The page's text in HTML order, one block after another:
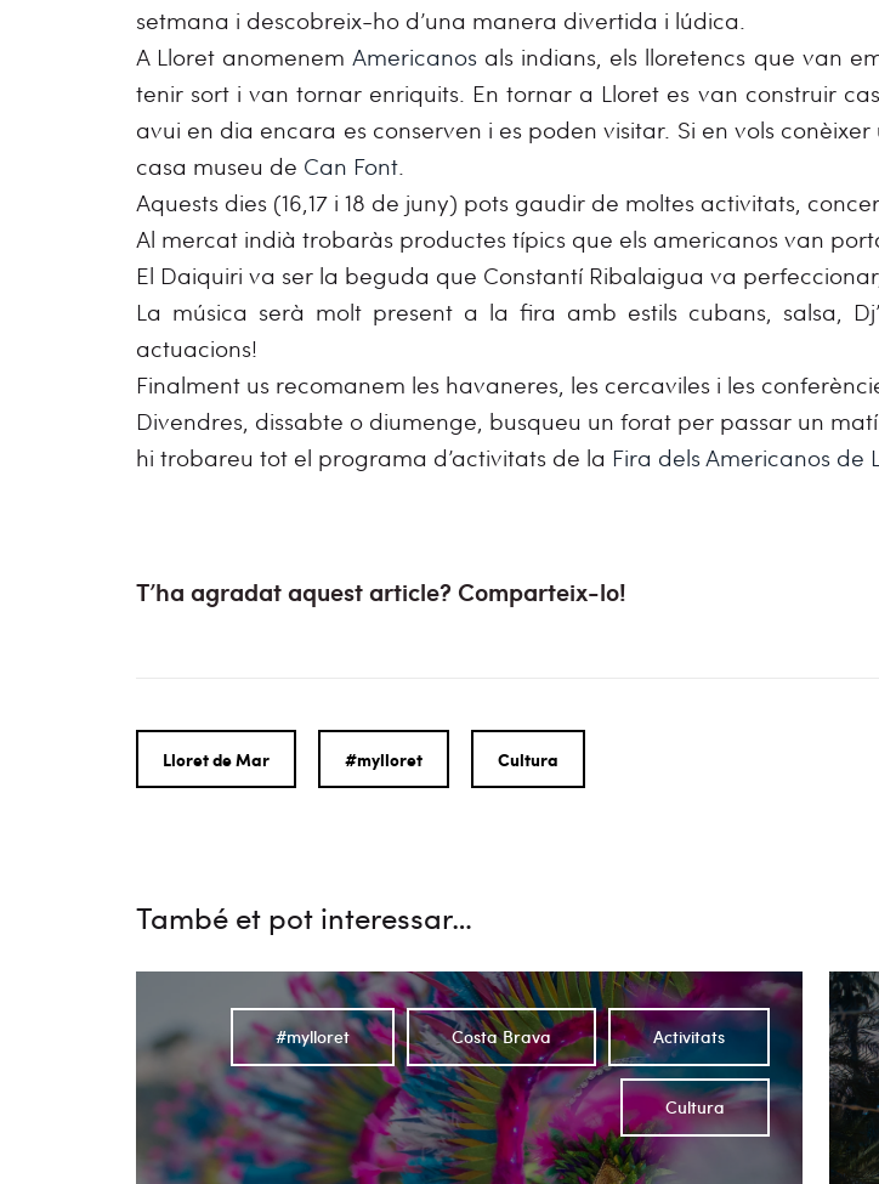
setmana i descobreix-ho d’una manera divertida i lúdica.
A Lloret anomenem Americanos als indians, els lloretencs que van
tenir sort i van tornar enriquits. En tornar a Lloret es van construir
avui en dia encara es conserven i es poden visitar. Si en vols
casa museu de Can Font.
Aquests dies (16,17 i 18 de juny) pots gaudir de moltes activitats,
Al mercat indià trobaràs productes típics que els americanos van
El Daiquiri va ser la beguda que Constantí Ribalaigua va
La música serà molt present a la fira amb estils cubans, salsa,
actuacions!
Finalment us recomanem les havaneres, les cercaviles i les
Divendres, dissabte o diumenge, busqueu un forat per passar un
hi trobareu tot el programa d’activitats de la Fira dels Americanos de
T’ha agradat aquest article? Comparteix-lo!
Lloret de Mar #mylloret Cultura
També et pot interessar…
Activitats
Costa Brava
#mylloret
Cultura